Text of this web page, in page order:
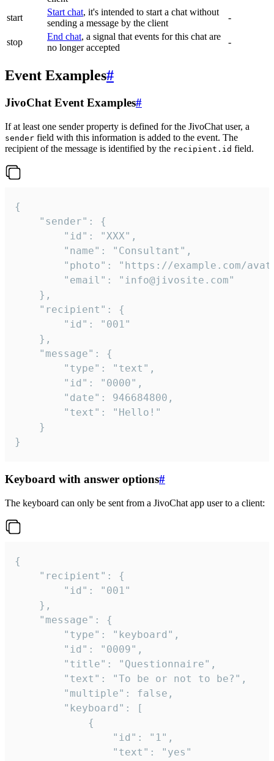
start
Start chat, it's intended to start a chat without
sending a message by the client
-
stop
End chat, a signal that events for this chat are
no longer accepted
-
Event Examples#
JivoChat Event Examples#
If at least one sender property is defined for the JivoChat user, a
sender field with this information is added to the event. The
recipient of the message is identified by the recipient.id field.
{
}
Keyboard with answer options#
The keyboard can only be sent from a JivoChat app user to a client:
{